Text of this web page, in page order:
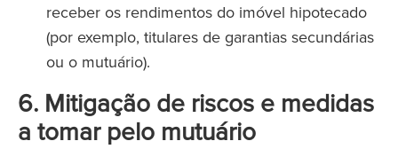
receber os rendimentos do imóvel hipotecado
(por exemplo, titulares de garantias secundárias
ou o mutuário).
6. Mitigação de riscos e medidas
a tomar pelo mutuário